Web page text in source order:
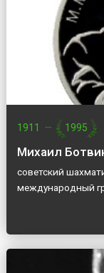
1911 — 1995
Михаил
советский
международный